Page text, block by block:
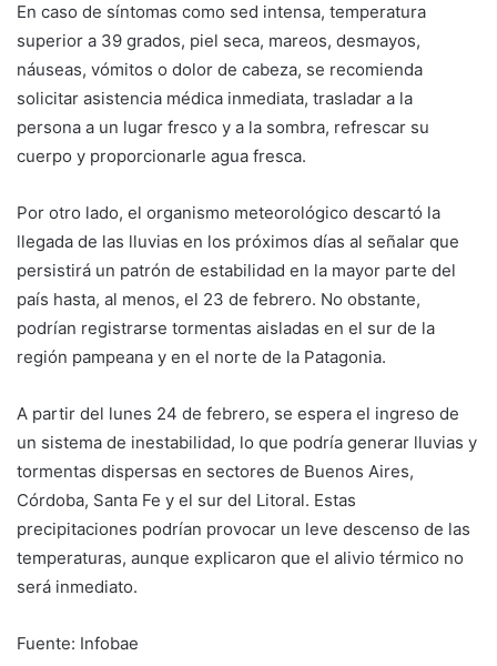
En caso de síntomas como sed intensa, temperatura
superior a 39 grados, piel seca, mareos, desmayos,
náuseas, vómitos o dolor de cabeza, se recomienda
solicitar asistencia médica inmediata, trasladar a la
persona a un lugar fresco y a la sombra, refrescar su
cuerpo y proporcionarle agua fresca.
Por otro lado, el organismo meteorológico descartó la
llegada de las lluvias en los próximos días al señalar que
persistirá un patrón de estabilidad en la mayor parte del
país hasta, al menos, el 23 de febrero. No obstante,
podrían registrarse tormentas aisladas en el sur de la
región pampeana y en el norte de la Patagonia.
A partir del lunes 24 de febrero, se espera el ingreso de
un sistema de inestabilidad, lo que podría generar lluvias y
tormentas dispersas en sectores de Buenos Aires,
Córdoba, Santa Fe y el sur del Litoral. Estas
precipitaciones podrían provocar un leve descenso de las
temperaturas, aunque explicaron que el alivio térmico no
será inmediato.
Fuente: Infobae